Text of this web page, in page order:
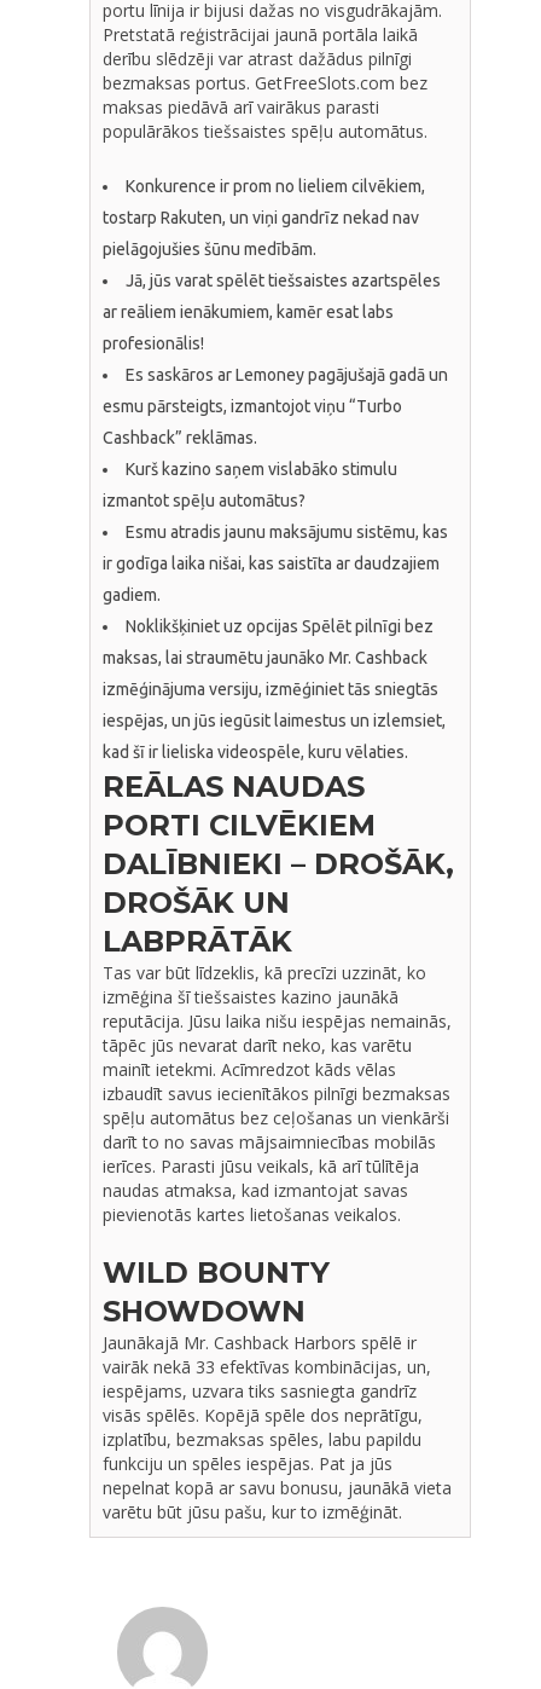
portu līnija ir bijusi dažas no visgudrākajām.
Pretstatā reģistrācijai jaunā portāla laikā
derību slēdzēji var atrast dažādus pilnīgi
bezmaksas portus. GetFreeSlots.com bez
maksas piedāvā arī vairākus parasti
populārākos tiešsaistes spēļu automātus.
Konkurence ir prom no lieliem cilvēkiem,
tostarp Rakuten, un viņi gandrīz nekad nav
pielāgojušies šūnu medībām.
Jā, jūs varat spēlēt tiešsaistes azartspēles
ar reāliem ienākumiem, kamēr esat labs
profesionālis!
Es saskāros ar Lemoney pagājušajā gadā un
esmu pārsteigts, izmantojot viņu “Turbo
Cashback” reklāmas.
Kurš kazino saņem vislabāko stimulu
izmantot spēļu automātus?
Esmu atradis jaunu maksājumu sistēmu, kas
ir godīga laika nišai, kas saistīta ar daudzajiem
gadiem.
Noklikšķiniet uz opcijas Spēlēt pilnīgi bez
maksas, lai straumētu jaunāko Mr. Cashback
izmēģinājuma versiju, izmēģiniet tās sniegtās
iespējas, un jūs iegūsit laimestus un izlemsiet,
kad šī ir lieliska videospēle, kuru vēlaties.
REĀLAS NAUDAS
PORTI CILVĒKIEM
DALĪBNIEKI – DROŠĀK,
DROŠĀK UN
LABPRĀTĀK
Tas var būt līdzeklis, kā precīzi uzzināt, ko
izmēģina šī tiešsaistes kazino jaunākā
reputācija. Jūsu laika nišu iespējas nemainās,
tāpēc jūs nevarat darīt neko, kas varētu
mainīt ietekmi. Acīmredzot kāds vēlas
izbaudīt savus iecienītākos pilnīgi bezmaksas
spēļu automātus bez ceļošanas un vienkārši
darīt to no savas mājsaimniecības mobilās
ierīces. Parasti jūsu veikals, kā arī tūlītēja
naudas atmaksa, kad izmantojat savas
pievienotās kartes lietošanas veikalos.
WILD BOUNTY
SHOWDOWN
Jaunākajā Mr. Cashback Harbors spēlē ir
vairāk nekā 33 efektīvas kombinācijas, un,
iespējams, uzvara tiks sasniegta gandrīz
visās spēlēs. Kopējā spēle dos neprātīgu,
izplatību, bezmaksas spēles, labu papildu
funkciju un spēles iespējas. Pat ja jūs
nepelnat kopā ar savu bonusu, jaunākā vieta
varētu būt jūsu pašu, kur to izmēģināt.